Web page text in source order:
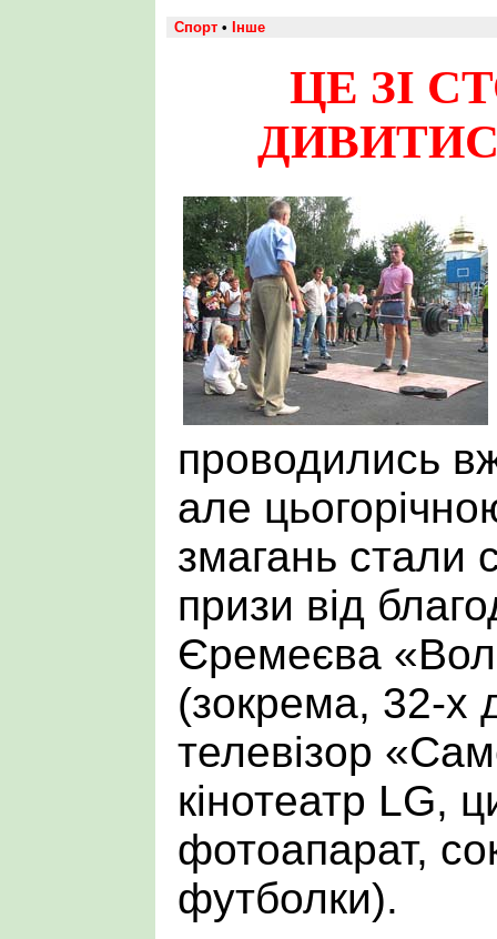
Спорт • Інше
ЦЕ ЗІ
проводились
але
змагань стали
призи від
Єремеєва
(зокрема, 32-х
телевізор
кінотеатр LG,
фотоапарат,
футболки).